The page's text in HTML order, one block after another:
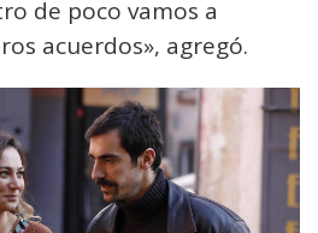
de poco vamos a
acuerdos», agregó.